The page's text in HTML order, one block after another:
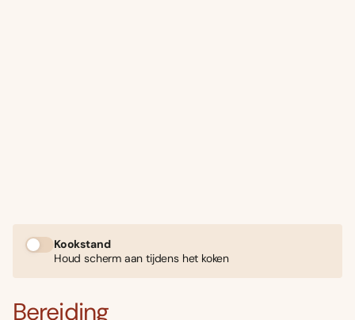
Kookstand
Houd scherm aan tijdens het koken
Bereiding